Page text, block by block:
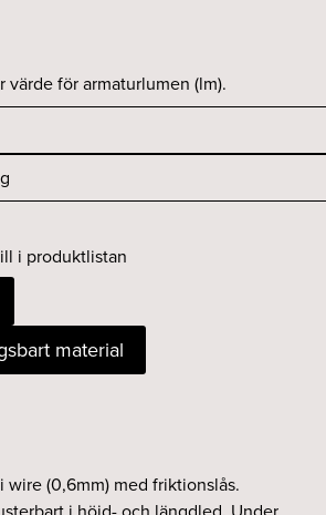
värde för armaturlumen (lm).
i produktlistan
material
wire (0,6mm) med friktionslås.